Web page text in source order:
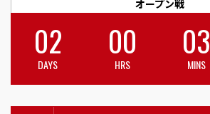
オープン戦
02
DAYS
00
HRS
03
MINS